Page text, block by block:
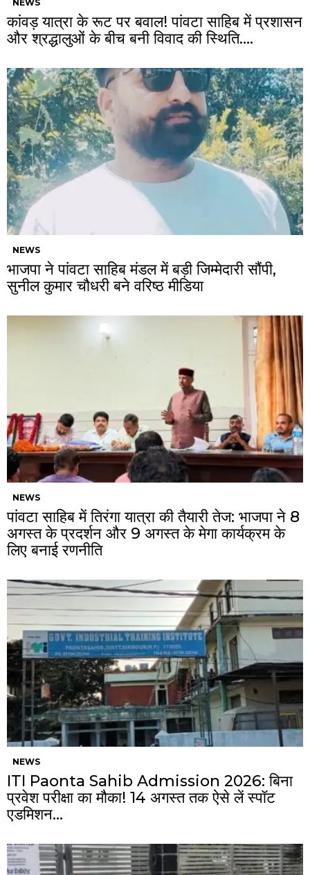
NEWS
कांवड़ यात्रा के रूट पर बवाल! पांवटा साहिब में प्रशासन
और श्रद्धालुओं के बीच बनी विवाद की स्थिति….
NEWS
भाजपा ने पांवटा साहिब मंडल में बड़ी जिम्मेदारी सौंपी,
सुनील कुमार चौधरी बने वरिष्ठ मीडिया
NEWS
पांवटा साहिब में तिरंगा यात्रा की तैयारी तेज: भाजपा ने 8
अगस्त के प्रदर्शन और 9 अगस्त के मेगा कार्यक्रम के
लिए बनाई रणनीति
NEWS
ITI Paonta Sahib Admission 2026: बिना
प्रवेश परीक्षा का मौका! 14 अगस्त तक ऐसे लें स्पॉट
एडमिशन…